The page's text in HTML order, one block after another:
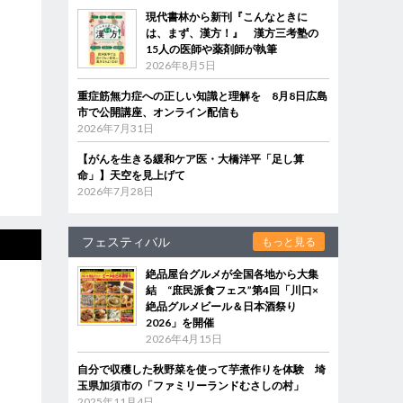
現代書林から新刊『こんなときに
は、まず、漢方！』 漢方三考塾の
15人の医師や薬剤師が執筆
2026年8月5日
重症筋無力症への正しい知識と理解を 8月8日広島
市で公開講座、オンライン配信も
2026年7月31日
【がんを生きる緩和ケア医・大橋洋平「足し算
命」】天空を見上げて
2026年7月28日
フェスティバル もっと見る
絶品屋台グルメが全国各地から大集
結 “庶民派食フェス”第4回「川口×
絶品グルメビール＆日本酒祭り
2026」を開催
2026年4月15日
自分で収穫した秋野菜を使って芋煮作りを体験 埼
玉県加須市の「ファミリーランドむさしの村」